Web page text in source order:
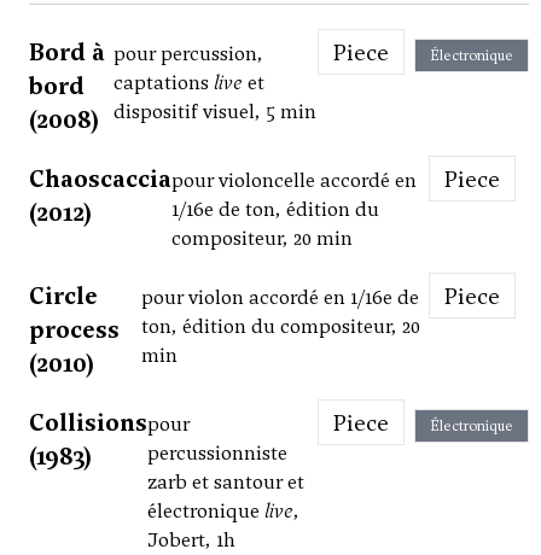
Bord à
bord
(2008)
pour percussion,
captationslive et
dispositif visuel, 5 min
Piece Électronique
Chaoscaccia
(2012)
pour violoncelle accordé en
1/16e de ton, édition du
compositeur, 20 min
Piece
Circle
process
(2010)
pour violon accordé en 1/16e de
ton, édition du compositeur, 20
min
Piece
Collisions
(1983)
pour
percussionniste
zarb et santour et
électronique live,
Jobert, 1h
Piece Électronique